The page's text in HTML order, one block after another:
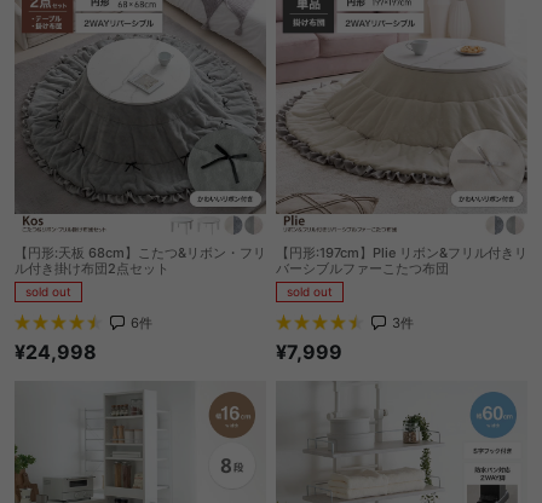
【円形:天板 68cm】こたつ&リボン・フリ
ル付き掛け布団2点セット
sold out
6件
¥24,998
【円形:197cm】Plie リボン&フリル付きリ
バーシブルファーこたつ布団
sold out
3件
¥7,999